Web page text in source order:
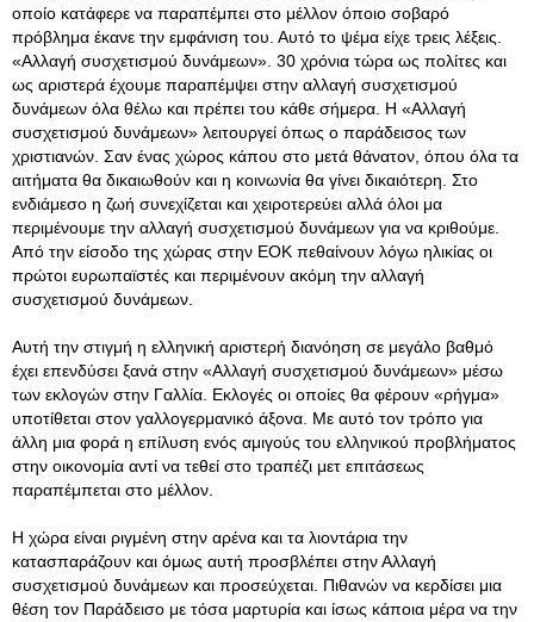
οποίο κατάφερε να παραπέμπει στο μέλλον όποιο σοβαρό
πρόβλημα έκανε την εμφάνιση του. Αυτό το ψέμα είχε τρεις λέξεις.
«Αλλαγή συσχετισμού δυνάμεων». 30 χρόνια τώρα ως πολίτες και
ως αριστερά έχουμε παραπέμψει στην αλλαγή συσχετισμού
δυνάμεων όλα θέλω και πρέπει του κάθε σήμερα. Η «Αλλαγή
συσχετισμού δυνάμεων» λειτουργεί όπως ο παράδεισος των
χριστιανών. Σαν ένας χώρος κάπου στο μετά θάνατον, όπου όλα τα
αιτήματα θα δικαιωθούν και η κοινωνία θα γίνει δικαιότερη. Στο
ενδιάμεσο η ζωή συνεχίζεται και χειροτερεύει αλλά όλοι μα
περιμένουμε την αλλαγή συσχετισμού δυνάμεων για να κριθούμε.
Από την είσοδο της χώρας στην ΕΟΚ πεθαίνουν λόγω ηλικίας οι
πρώτοι ευρωπαϊστές και περιμένουν ακόμη την αλλαγή
συσχετισμού δυνάμεων.
Αυτή την στιγμή η ελληνική αριστερή διανόηση σε μεγάλο βαθμό
έχει επενδύσει ξανά στην «Αλλαγή συσχετισμού δυνάμεων» μέσω
των εκλογών στην Γαλλία. Εκλογές οι οποίες θα φέρουν «ρήγμα»
υποτίθεται στον γαλλογερμανικό άξονα. Με αυτό τον τρόπο για
άλλη μια φορά η επίλυση ενός αμιγούς του ελληνικού προβλήματος
στην οικονομία αντί να τεθεί στο τραπέζι μετ επιτάσεως
παραπέμπεται στο μέλλον.
Η χώρα είναι ριγμένη στην αρένα και τα λιοντάρια την
κατασπαράζουν και όμως αυτή προσβλέπει στην Αλλαγή
συσχετισμού δυνάμεων και προσεύχεται. Πιθανών να κερδίσει μια
θέση τον Παράδεισο με τόσα μαρτυρία και ίσως κάποια μέρα να την